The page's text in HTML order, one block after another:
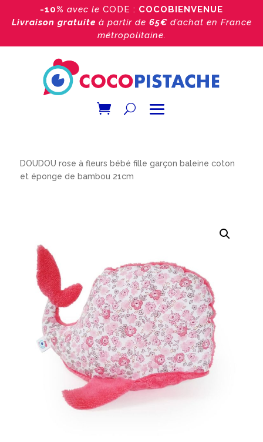
-10% avec le CODE : COCOBIENVENUE
Livraison gratuite à partir de 65€ d’achat en France
métropolitaine.
DOUDOU rose à fleurs bébé fille garçon baleine coton
et éponge de bambou 21cm